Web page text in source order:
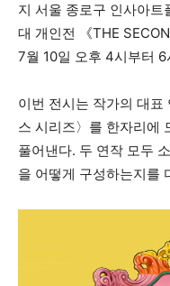
지 서울 종로구 인사아
대 개인전 《THE
7월 10일 오후 4시부터
이번 전시는 작가의 대
스 시리즈〉를 한자리에
풀어낸다. 두 연작 모두
을 어떻게 구성하는지를